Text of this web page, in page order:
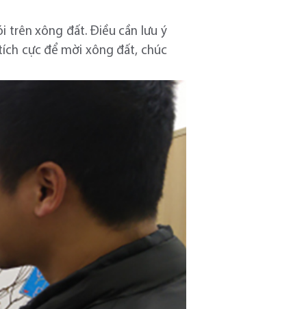
trên xông đất. Điều cần lưu ý
cực để mời xông đất, chúc